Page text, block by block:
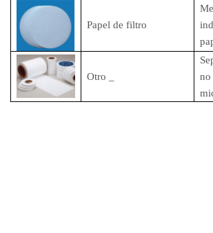
Papel de filtro
Otro
no